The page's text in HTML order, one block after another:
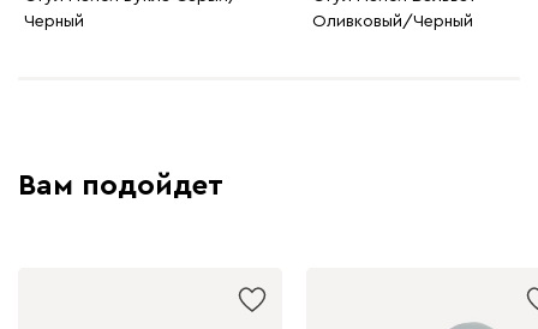
Черный
Оливковый/Черный
Вам подойдет